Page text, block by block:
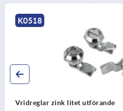
K0518
Vridreglar zink litet utförande